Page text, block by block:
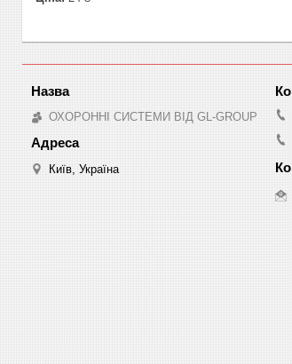
ОХОРОННІ СИСТЕМИ ВІД GL-GROUP
Київ, Україна